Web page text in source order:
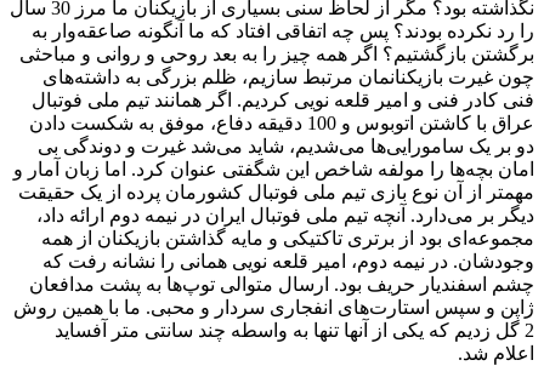
نگذاشته بود؟ مگر از لحاظ سنی بسیاری از بازیکنان ما مرز 30 سال
را رد نکرده بودند؟ پس چه اتفاقی افتاد که ما آنگونه صاعقه‌وار به
برگشتن بازگشتیم؟ اگر همه چیز را به بعد روحی و روانی و مباحثی
چون غیرت بازیکنانمان مرتبط سازیم، ظلم بزرگی به داشته‌های
فنی کادر فنی و امیر قلعه نویی کردیم. اگر همانند تیم ملی فوتبال
عراق با کاشتن اتوبوس و 100 دقیقه دفاع، موفق به شکست دادن
دو بر یک سامورایی‌ها می‌شدیم، شاید می‌شد غیرت و دوندگی بی
امان بچه‌ها را مولفه شاخص این شگفتی عنوان کرد. اما زبان آمار و
مهمتر از آن نوع بازی تیم ملی فوتبال کشورمان پرده از یک حقیقت
دیگر بر می‌دارد. آنچه تیم ملی فوتبال ایران در نیمه دوم ارائه داد،
مجموعه‌ای بود از برتری تاکتیکی و مایه گذاشتن بازیکنان از همه
وجودشان. در نیمه دوم، امیر قلعه نویی همانی را نشانه رفت که
چشم اسفندیار حریف بود. ارسال متوالی توپ‌ها به پشت مدافعان
ژاپن و سپس استارت‌های انفجاری سردار و محبی. ما با همین روش
2 گل زدیم که یکی از آنها تنها به واسطه چند سانتی متر آفساید
اعلام شد.